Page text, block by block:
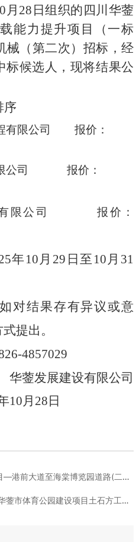
月 28 日组织的四川华蓥
能力提升项目（一标
械（第二次）招标，经
标候选人，现将结果公
序
程有限公司 报价 ：
公司
报价：
限公司 报价 ：
5年 10 月 29 日至 10 月 31
对结果存有异议或意
提出。
4857029
华蓥发展建设有限公司
10月 28 日
大道至海棠博览园道路(二期)改建...
体育公园建设项目土石方工程 （第...